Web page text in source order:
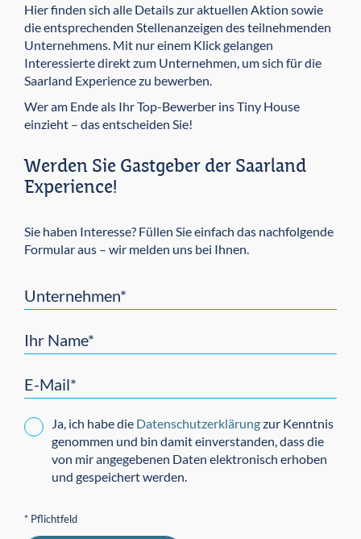
Hier finden sich alle Details zur aktuellen Aktion sowie
die entsprechenden Stellenanzeigen des teilnehmenden
Unternehmens. Mit nur einem Klick gelangen
Interessierte direkt zum Unternehmen, um sich für die
Saarland Experience zu bewerben.
Wer am Ende als Ihr Top-Bewerber ins Tiny House
einzieht – das entscheiden Sie!
Werden Sie Gastgeber der Saarland
Experience!
Sie haben Interesse? Füllen Sie einfach das nachfolgende
Formular aus – wir melden uns bei Ihnen.
Unternehmen*
Ihr Name*
E-Mail*
Ja, ich habe die Datenschutzerklärungzur Kenntnis
genommen und bin damit einverstanden, dass die
von mir angegebenen Daten elektronisch erhoben
und gespeichert werden.
* Pflichtfeld